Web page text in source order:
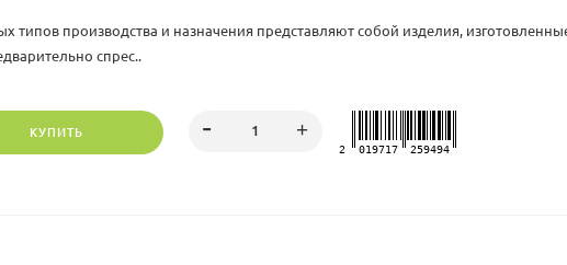
типов производства и назначения представляют собой изделия,
спрес..
КУПИТЬ
2 019717 259494